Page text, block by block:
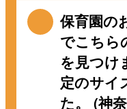
保育園の
でこちら
を見つけ
定のサイ
た。 (神